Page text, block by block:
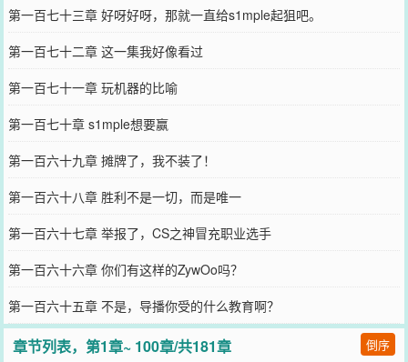
第一百七十三章 好呀好呀，那就一直给s1mple起狙吧。
第一百七十二章 这一集我好像看过
第一百七十一章 玩机器的比喻
第一百七十章 s1mple想要赢
第一百六十九章 摊牌了，我不装了！
第一百六十八章 胜利不是一切，而是唯一
第一百六十七章 举报了，CS之神冒充职业选手
第一百六十六章 你们有这样的ZywOo吗？
第一百六十五章 不是，导播你受的什么教育啊？
章节列表，第1章~ 100章/共181章 倒序